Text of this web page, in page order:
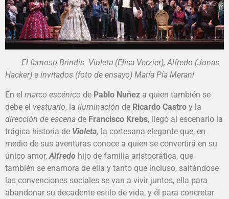
El famoso Brindis Violeta (Elisa Verzier), Alfredo (Jonas
Hacker) e invitados (foto de ensayo) María Pía Merani
En el marco escénico de Pablo Nuñez a quien también se
debe el vestuario, la iluminación de Ricardo Castro y la
dirección de escena de Francisco Krebs, llegó al escenario la
trágica historia de Violeta, la cortesana elegante que, en
medio de sus aventuras conoce a quien se convertirá en su
único amor, Alfredo hijo de familia aristocrática, que
también se enamora de ella y tanto que incluso, saltándose
las convenciones sociales se van a vivir juntos, ella para
abandonar su decadente estilo de vida, y él para concretar